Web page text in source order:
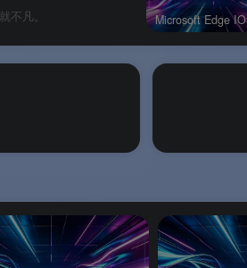
公司持续投入，安全更新和功能迭代
Dev 和 Canary 更稳定，比稳定版更新
：自定义主题、Copilot 摘要优化等
：1.19 万条评价，用户反馈“感觉流畅、
不凡。